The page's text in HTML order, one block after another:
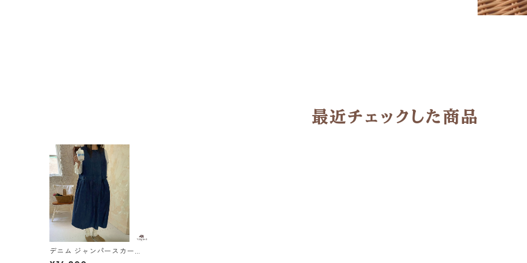
最近チェックした商品
デニム ジャンパースカート
M 250162